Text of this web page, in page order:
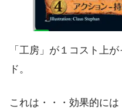
「工房」が１コスト上
ド。
これは・・・効果的に